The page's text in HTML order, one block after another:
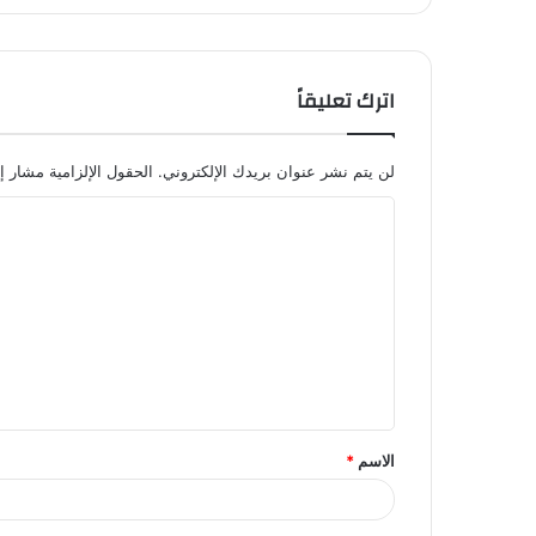
اترك تعليقاً
لن يتم نشر عنوان بريدك الإلكتروني. الحقول الإلزامية مشار
ق
*
الاسم *